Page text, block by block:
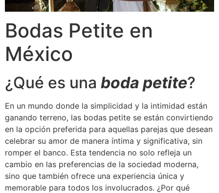
Bodas Petite en
México
¿Qué es una boda petite?
En un mundo donde la simplicidad y la intimidad están
ganando terreno, las bodas petite se están convirtiendo
en la opción preferida para aquellas parejas que desean
celebrar su amor de manera íntima y significativa, sin
romper el banco. Esta tendencia no solo refleja un
cambio en las preferencias de la sociedad moderna,
sino que también ofrece una experiencia única y
memorable para todos los involucrados. ¿Por qué